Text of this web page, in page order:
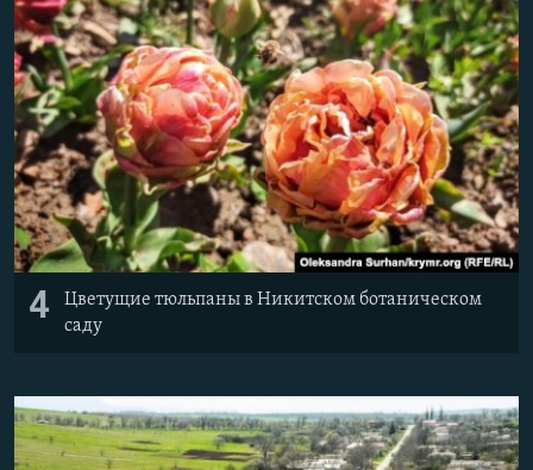
4
Цветущие тюльпаны в Никитском ботаническом
саду